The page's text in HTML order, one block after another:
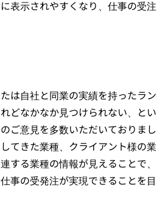
表示されやすくなり、仕事の受注
は自社と同業の実績を持ったラン
どなかなか見つけられない、とい
ご意見を多数いただいておりまし
てきた業種、クライアント様の業
する業種の情報が見えることで、
事の受発注が実現できることを目